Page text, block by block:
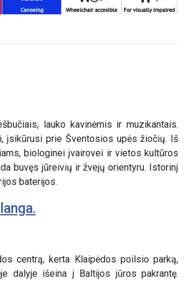
lauko kavinėmis ir muzikantais.
įsikūrusi prie Šventosios upės žiočių. Iš
biologinei įvairovei ir vietos kultūros
buvęs jūreivių ir žvejų orientyru. Istorinį
baterijos.
centrą, kerta Klaipėdos poilsio parką,
dalyje išeina į Baltijos jūros pakrantę.